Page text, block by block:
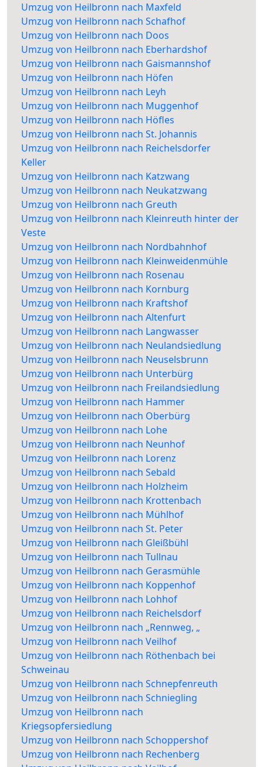
Umzug von Heilbronn nach Maxfeld
Umzug von Heilbronn nach Schafhof
Umzug von Heilbronn nach Doos
Umzug von Heilbronn nach Eberhardshof
Umzug von Heilbronn nach Gaismannshof
Umzug von Heilbronn nach Höfen
Umzug von Heilbronn nach Leyh
Umzug von Heilbronn nach Muggenhof
Umzug von Heilbronn nach Höfles
Umzug von Heilbronn nach St. Johannis
Umzug von Heilbronn nach Reichelsdorfer
Keller
Umzug von Heilbronn nach Katzwang
Umzug von Heilbronn nach Neukatzwang
Umzug von Heilbronn nach Greuth
Umzug von Heilbronn nach Kleinreuth hinter der
Veste
Umzug von Heilbronn nach Nordbahnhof
Umzug von Heilbronn nach Kleinweidenmühle
Umzug von Heilbronn nach Rosenau
Umzug von Heilbronn nach Kornburg
Umzug von Heilbronn nach Kraftshof
Umzug von Heilbronn nach Altenfurt
Umzug von Heilbronn nach Langwasser
Umzug von Heilbronn nach Neulandsiedlung
Umzug von Heilbronn nach Neuselsbrunn
Umzug von Heilbronn nach Unterbürg
Umzug von Heilbronn nach Freilandsiedlung
Umzug von Heilbronn nach Hammer
Umzug von Heilbronn nach Oberbürg
Umzug von Heilbronn nach Lohe
Umzug von Heilbronn nach Neunhof
Umzug von Heilbronn nach Lorenz
Umzug von Heilbronn nach Sebald
Umzug von Heilbronn nach Holzheim
Umzug von Heilbronn nach Krottenbach
Umzug von Heilbronn nach Mühlhof
Umzug von Heilbronn nach St. Peter
Umzug von Heilbronn nach Gleißbühl
Umzug von Heilbronn nach Tullnau
Umzug von Heilbronn nach Gerasmühle
Umzug von Heilbronn nach Koppenhof
Umzug von Heilbronn nach Lohhof
Umzug von Heilbronn nach Reichelsdorf
Umzug von Heilbronn nach „Rennweg, „
Umzug von Heilbronn nach Veilhof
Umzug von Heilbronn nach Röthenbach bei
Schweinau
Umzug von Heilbronn nach Schnepfenreuth
Umzug von Heilbronn nach Schniegling
Umzug von Heilbronn nach
Kriegsopfersiedlung
Umzug von Heilbronn nach Schoppershof
Umzug von Heilbronn nach Rechenberg